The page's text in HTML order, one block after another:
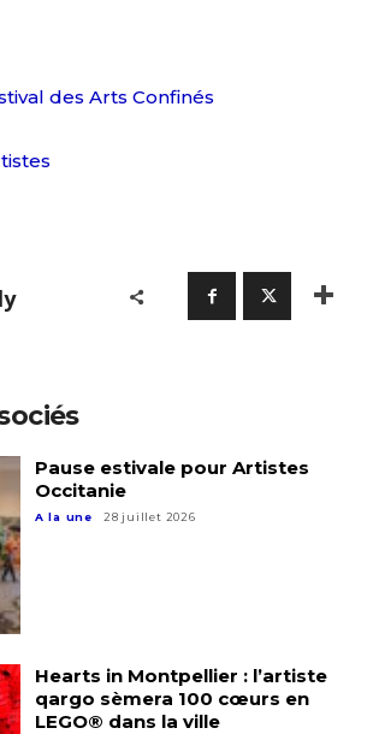
des Arts Confinés
Pause estivale pour Artistes
Occitanie
A la une 28 juillet 2026
Hearts in Montpellier : l’artiste
qargo sèmera 100 cœurs en
LEGO® dans la ville